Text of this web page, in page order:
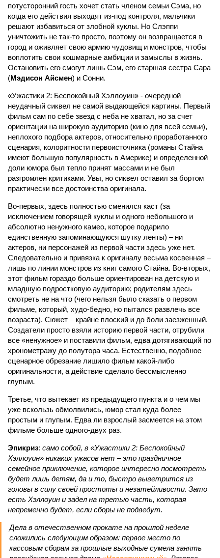
потусторонний гость хочет стать членом семьи Сэма, но
когда его действия выходят из-под контроля, мальчики
решают избавиться от злобной куклы. Но Слэппи
уничтожить не так-то просто, поэтому он возвращается в
город и оживляет свою армию чудовищ и монстров, чтобы
воплотить свои кошмарные амбиции и замыслы в жизнь.
Остановить его смогут лишь Сэм, его старшая сестра Сара
(Мэдисон Айсмен) и Сонни.
«Ужастики 2: Беспокойный Хэллоуин» - очередной
неудачный сиквел не самой выдающейся картины. Первый
фильм сам по себе звезд с неба не хватал, но за счет
ориентации на широкую аудиторию (кино для всей семьи),
неплохого подбора актеров, относительно проработанного
сценария, колоритности первоисточника (романы Стайна
имеют большую популярность в Америке) и определенной
доли юмора был тепло принят массами и не был
разгромлен критиками. Увы, но сиквел оставил за бортом
практически все достоинства оригинала.
Во-первых, здесь полностью сменился каст (за
исключением говорящей куклы и одного небольшого и
абсолютно ненужного камео, которое подарило
единственную запоминающуюся шутку ленты) – ни
актеров, ни персонажей из первой части здесь уже нет.
Следовательно и привязка к оригиналу весьма косвенная –
лишь по линии монстров из книг самого Стайна. Во-вторых,
этот фильм гораздо больше ориентирован на детскую и
младшую подростковую аудиторию; родителям здесь
смотреть не на что (чего нельзя было сказать о первом
фильме, который, худо-бедно, но пытался развлечь все
возраста). Сюжет – крайне плоский и до боли заезженный.
Создатели просто взяли историю первой части, отрубили
все «ненужное» и поставили фильм, едва дотягивающий по
хронометражу до полутора часа. Естественно, подобное
сценарное обрезание лишило фильм какой-либо
оригинальности, а действие сделало бессмысленно
глупым.
Третье, что вытекает из предыдущего пункта и о чем мы
уже вскользь обмолвились, юмор стал куда более
простым и глупым. Едва ли взрослый засмеется на этом
фильме больше одного-двух раз.
Эпикриз: само собой, в «Ужастики 2: Беспокойный
Хэллоуин» никаких ужасов нет – это праздничное
семейное приключение, которое интересно посмотреть
будет лишь детям, да и то, быстро выветрится из
головы в силу своей простоты и незатейливости. Зато
есть Хэллоуин и задел на третью часть, которая
непременно будет, если сборы не подведут.
Дела в отечественном прокате на прошлой неделе
сложились следующим образом: первое место по
кассовым сборам за прошлые выходные сумела занять